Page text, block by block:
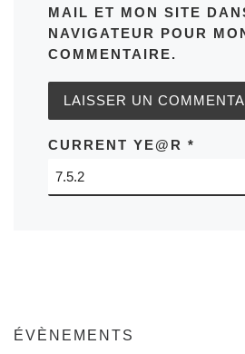
MAIL ET MON SITE
NAVIGATEUR POUR
COMMENTAIRE.
CURRENT YE@R *
ÉVÈNEMENTS